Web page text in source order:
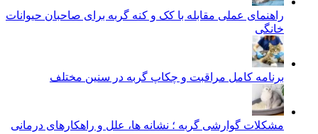
راهنمای عملی مقابله با کک و کنه گربه برای صاحبان حیوانات
خانگی
برنامه کامل مراقبت و چکاپ گربه در سنین مختلف
مشکلات گوارشی گربه ؛ نشانه‌ ها، علل و راهکارهای درمانی